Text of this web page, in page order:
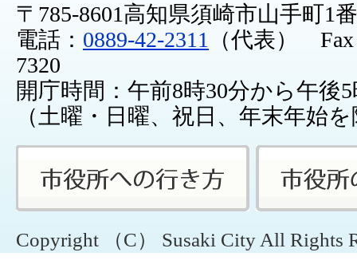
〒785-8601高知県須崎市山手町1
電話： 0889-42-2311
（代表） Fax
7320
開庁時間：午前8時30分から午後
（土曜・日曜、祝日、年末年始
Copyright （C） Susaki City All Rights